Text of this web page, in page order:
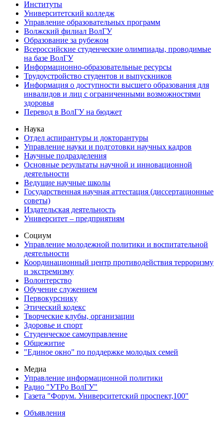
Институты
Университетский колледж
Управление образовательных программ
Волжский филиал ВолГУ
Образование за рубежом
Всероссийские студенческие олимпиады, проводимые
на базе ВолГУ
Информационно-образовательные ресурсы
Трудоустройство студентов и выпускников
Информация о доступности высшего образования для
инвалидов и лиц с ограниченными возможностями
здоровья
Перевод в ВолГУ на бюджет
Наука
Отдел аспирантуры и докторантуры
Управление науки и подготовки научных кадров
Научные подразделения
Основные результаты научной и инновационной
деятельности
Ведущие научные школы
Государственная научная аттестация (диссертационные
советы)
Издательская деятельность
Университет – предприятиям
Социум
Управление молодежной политики и воспитательной
деятельности
Координационный центр противодействия терроризму
и экстремизму
Волонтерство
Обучение служением
Первокурснику
Этический кодекс
Творческие клубы, организации
Здоровье и спорт
Студенческое самоуправление
Общежитие
"Единое окно" по поддержке молодых семей
Медиа
Управление информационной политики
Радио "УТРо ВолГУ"
Газета "Форум. Университетский проспект,100"
Объявления